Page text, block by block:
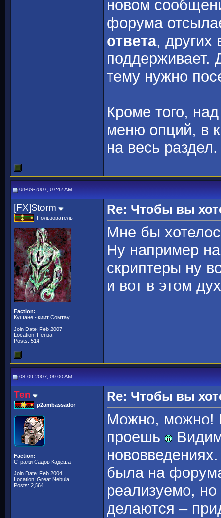
новом
форума
ответа, других
поддерживает.
тему нужно
Кроме того,
меню опций, в
на весь раздел.
08-09-2007, 07:42 AM
[FX]Storm
Пользователь
Faction:
Кушане - киит Сомтау
Join Date: Feb 2007
Location: Пенза
Posts: 514
Re: Чтобы вы
Мне бы
Ну например
скриптеры ну
и вот в этом
08-09-2007, 09:00 AM
Ten
p2ambassador
Faction:
Стражи Садов Кадеша
Join Date: Feb 2004
Location: Great Nebula
Posts: 2,564
Re: Чтобы вы
Можно, можно!
проешь
была на
реализуемо,
делаются –